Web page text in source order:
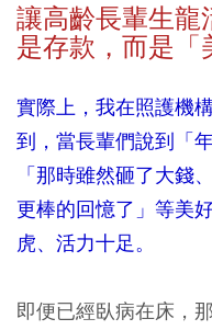
讓高齡長輩生龍
是存款，而是「
實際上，我在照護機
到，當長輩們說到「
「那時雖然砸了大錢
更棒的回憶了」等美
虎、活力十足。
即便已經臥病在床，